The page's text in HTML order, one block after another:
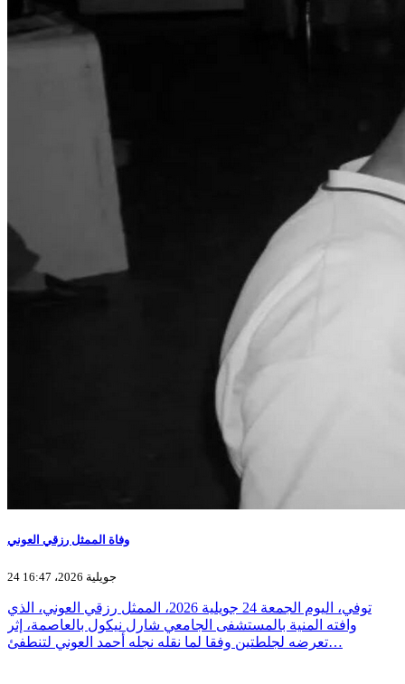
وفاة الممثل رزقي العوني
24 جويلية 2026، 16:47
توفي، اليوم الجمعة 24 جويلية 2026، الممثل رزقي العوني، الذي
وافته المنية بالمستشفى الجامعي شارل نيكول بالعاصمة، إثر
تعرضه لجلطتين وفقا لما نقله نجله أحمد العوني لتنطفئ…